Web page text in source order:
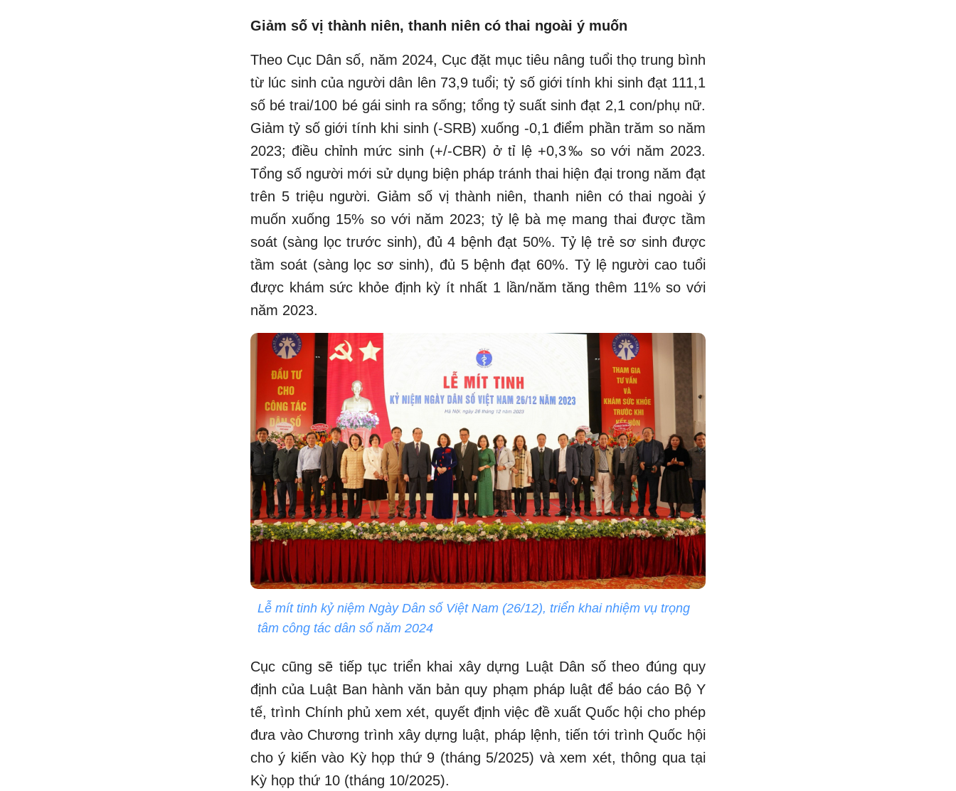
Giảm số vị thành niên, thanh niên có thai ngoài ý muốn
Theo Cục Dân số, năm 2024, Cục đặt mục tiêu nâng tuổi thọ trung bình
từ lúc sinh của người dân lên 73,9 tuổi; tỷ số giới tính khi sinh đạt 111,1
số bé trai/100 bé gái sinh ra sống; tổng tỷ suất sinh đạt 2,1 con/phụ nữ.
Giảm tỷ số giới tính khi sinh (-SRB) xuống -0,1 điểm phần trăm so năm
2023; điều chỉnh mức sinh (+/-CBR) ở tỉ lệ +0,3‰ so với năm 2023.
Tổng số người mới sử dụng biện pháp tránh thai hiện đại trong năm đạt
trên 5 triệu người. Giảm số vị thành niên, thanh niên có thai ngoài ý
muốn xuống 15% so với năm 2023; tỷ lệ bà mẹ mang thai được tầm
soát (sàng lọc trước sinh), đủ 4 bệnh đạt 50%. Tỷ lệ trẻ sơ sinh được
tầm soát (sàng lọc sơ sinh), đủ 5 bệnh đạt 60%. Tỷ lệ người cao tuổi
được khám sức khỏe định kỳ ít nhất 1 lần/năm tăng thêm 11% so với
năm 2023.
Lễ mít tinh kỷ niệm Ngày Dân số Việt Nam (26/12), triển khai nhiệm vụ trọng
tâm công tác dân số năm 2024
Cục cũng sẽ tiếp tục triển khai xây dựng Luật Dân số theo đúng quy
định của Luật Ban hành văn bản quy phạm pháp luật để báo cáo Bộ Y
tế, trình Chính phủ xem xét, quyết định việc đề xuất Quốc hội cho phép
đưa vào Chương trình xây dựng luật, pháp lệnh, tiến tới trình Quốc hội
cho ý kiến vào Kỳ họp thứ 9 (tháng 5/2025) và xem xét, thông qua tại
Kỳ họp thứ 10 (tháng 10/2025).